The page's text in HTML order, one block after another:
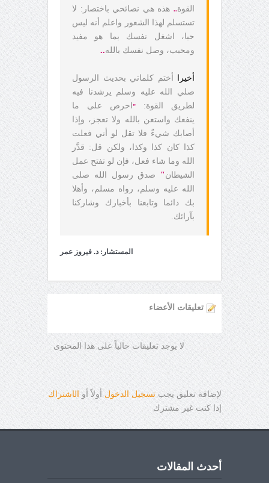
القوة.. هذه هي نصائحي باختصار: لا
تستسلم لهذا الشعور واعلم أنه ليس
حبا، اشغل نفسك بما هو مفيد
ومحبب، وصل نفسك بالله..
أخيرا
أختم كلماتي بحديث الرسول
صلي الله عليه وسلم يرشدنا فيه
لطريق القوة:
" احرص على ما
ينفعك واستعن بالله ولا تعجز، وإذا
أصابك شيءٌ فلا تقل لو أني فعلت
كذا كان كذا وكذا، ولكن قل: قدَّر
الله وما شاء فعل، فإن لو تفتح عمل
الشيطان" صدق رسول الله صلى
الله عليه وسلم، رواه مسلم، وأهلا
بك دائما وتابعنا بأخبارك وشاركنا
بآرائك.
المستشار: د. فيروز عمر
تعليقات الأعضاء
لا يوجد تعليقات حالياً على هذا المحتوى
لإضافة تعليق يجب تسجيل الدخول أولاً أو الاشتراك
إذا كنت غير مشترك
أحدث المقالات